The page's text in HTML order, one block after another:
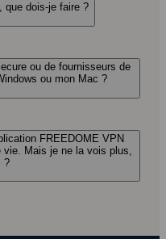
que dois-je faire ?
ou de fournisseurs de
ou mon Mac ?
FREEDOME VPN
vie. Mais je ne la vois plus,
?